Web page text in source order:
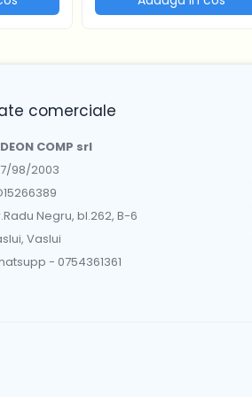
comerciale
COMP srl
98/2003
Negru, bl.262, B-6
Vaslui
- 0754361361